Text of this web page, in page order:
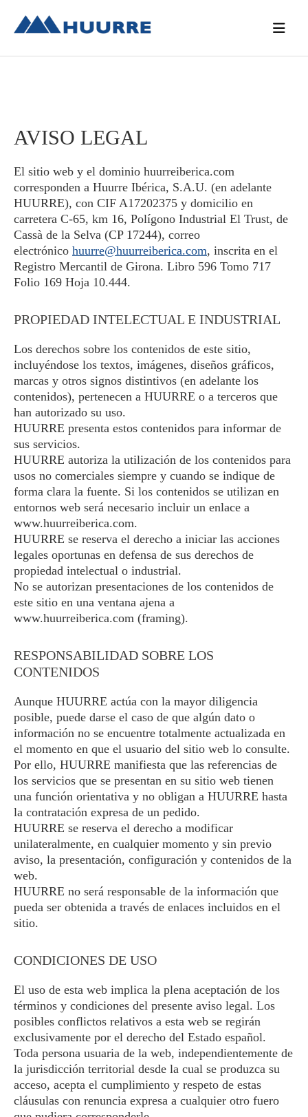
AVISO LEGAL
El sitio web y el dominio huurreiberica.com
corresponden a Huurre Ibérica, S.A.U. (en adelante
HUURRE), con CIF A17202375 y domicilio en
carretera C-65, km 16, Polígono Industrial El Trust, de
Cassà de la Selva (CP 17244), correo
electrónico huurre@huurreiberica.com, inscrita en el
Registro Mercantil de Girona. Libro 596 Tomo 717
Folio 169 Hoja 10.444.
PROPIEDAD INTELECTUAL E INDUSTRIAL
Los derechos sobre los contenidos de este sitio,
incluyéndose los textos, imágenes, diseños gráficos,
marcas y otros signos distintivos (en adelante los
contenidos), pertenecen a HUURRE o a terceros que
han autorizado su uso.
HUURRE presenta estos contenidos para informar de
sus servicios.
HUURRE autoriza la utilización de los contenidos para
usos no comerciales siempre y cuando se indique de
forma clara la fuente. Si los contenidos se utilizan en
entornos web será necesario incluir un enlace a
www.huurreiberica.com.
HUURRE se reserva el derecho a iniciar las acciones
legales oportunas en defensa de sus derechos de
propiedad intelectual o industrial.
No se autorizan presentaciones de los contenidos de
este sitio en una ventana ajena a
www.huurreiberica.com (framing).
RESPONSABILIDAD SOBRE LOS
CONTENIDOS
Aunque HUURRE actúa con la mayor diligencia
posible, puede darse el caso de que algún dato o
información no se encuentre totalmente actualizada en
el momento en que el usuario del sitio web lo consulte.
Por ello, HUURRE manifiesta que las referencias de
los servicios que se presentan en su sitio web tienen
una función orientativa y no obligan a HUURRE hasta
la contratación expresa de un pedido.
HUURRE se reserva el derecho a modificar
unilateralmente, en cualquier momento y sin previo
aviso, la presentación, configuración y contenidos de la
web.
HUURRE no será responsable de la información que
pueda ser obtenida a través de enlaces incluidos en el
sitio.
CONDICIONES DE USO
El uso de esta web implica la plena aceptación de los
términos y condiciones del presente aviso legal. Los
posibles conflictos relativos a esta web se regirán
exclusivamente por el derecho del Estado español.
Toda persona usuaria de la web, independientemente de
la jurisdicción territorial desde la cual se produzca su
acceso, acepta el cumplimiento y respeto de estas
cláusulas con renuncia expresa a cualquier otro fuero